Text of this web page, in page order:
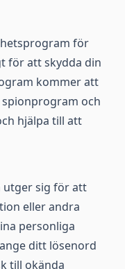
för
för att skydda din
kommer att
och
hjälpa till att
utger sig för att
eller andra
personliga
ditt lösenord
till okända